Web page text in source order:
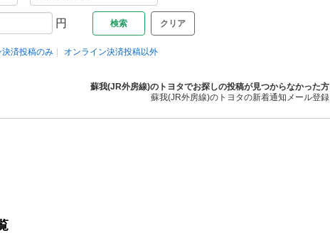
円 クリア
決済投稿のみ オンライン決済投稿以外
蘇我(JR外房線)のトヨタでお探しの投稿が見つからなかった方
蘇我(JR外房線)のトヨタの新着通知メール登録